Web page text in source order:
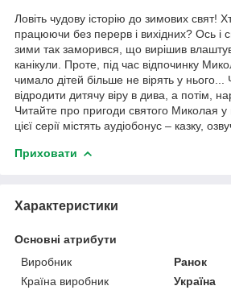
Ловіть чудову історію до зимових свят!
працюючи без перерв і вихідних? Ось і
зими так заморився, що вирішив
канікули. Проте, під час відпочинку
чимало дітей більше не вірять у
відродити дитячу віру в дива, а потім,
Читайте про пригоди святого Миколая у
цієї серії містять аудіобонус – казку,
Приховати
Характеристики
Основні атрибути
Виробник
Ранок
Країна виробник
Україна